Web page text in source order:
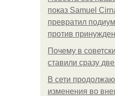
показ Samuel
превратил
против
Почему в
ставили сразу
В сети
изменения во